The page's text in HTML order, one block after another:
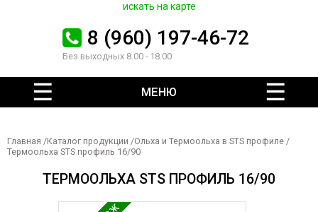
искать на карте
8 (960) 197-46-72
Без выходных 8.00 - 18.00
МЕНЮ
Главная /Каталог продукции /Ольха и Термоольха в STS профиле /
Термоольха STS профиль 16/90
ТЕРМООЛЬХА STS ПРОФИЛЬ 16/90